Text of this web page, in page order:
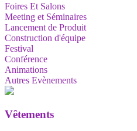
Foires Et Salons
Meeting et Séminaires
Lancement de Produit
Construction d'équipe
Festival
Conférence
Animations
Autres Evènements
Vêtements